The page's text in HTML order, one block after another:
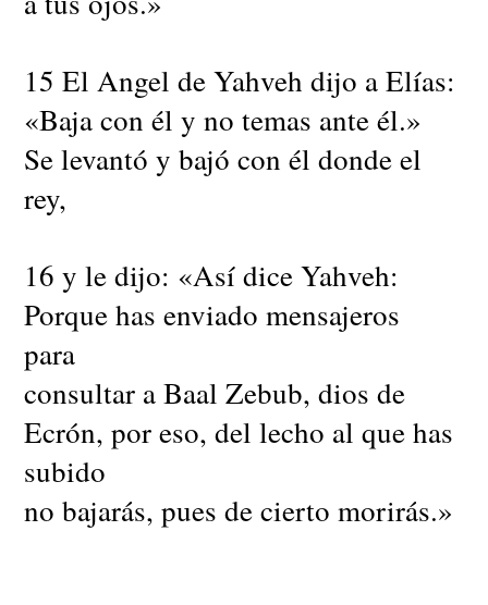
15 El Angel de Yahveh dijo a Elías:
«Baja con él y no temas ante él.»
Se levantó y bajó con él donde el
rey,
16 y le dijo: «Así dice Yahveh:
Porque has enviado mensajeros
para
consultar a Baal Zebub, dios de
Ecrón, por eso, del lecho al que has
subido
no bajarás, pues de cierto morirás.»